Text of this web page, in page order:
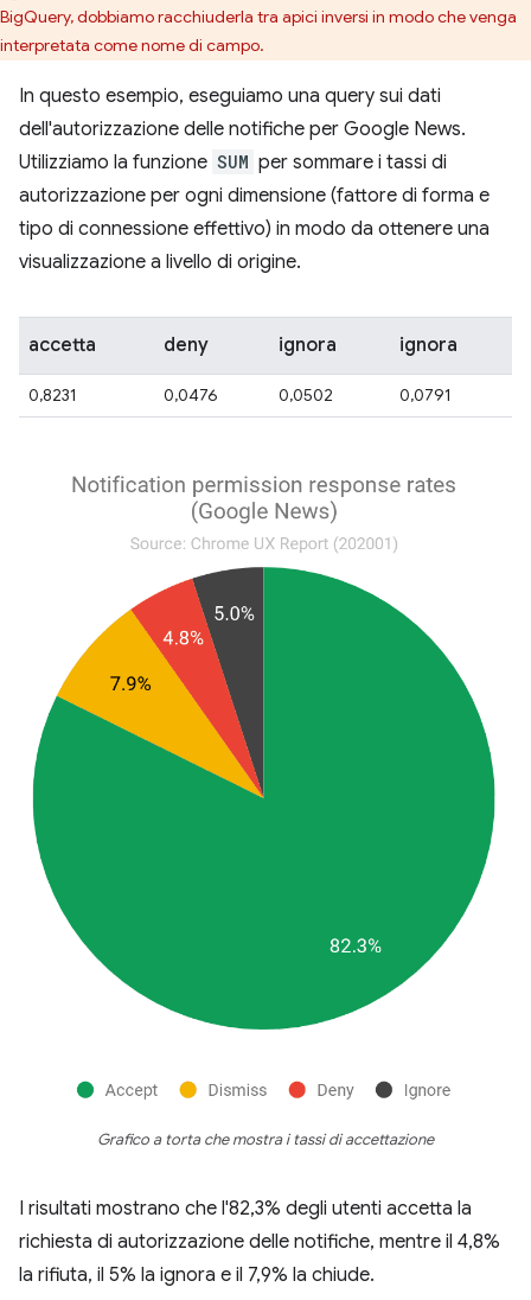
BigQuery, dobbiamo racchiuderla tra apici inversi in modo che venga
interpretata come nome di campo.
In questo esempio, eseguiamo una query sui dati
dell'autorizzazione delle notifiche per Google News.
Utilizziamo la funzione SUM per sommare i tassi di
autorizzazione per ogni dimensione (fattore di forma e
tipo di connessione effettivo) in modo da ottenere una
visualizzazione a livello di origine.
accetta deny ignora ignora
0,8231 0,0476 0,0502 0,0791
Grafico a torta che mostra i tassi di accettazione
I risultati mostrano che l'82,3% degli utenti accetta la
richiesta di autorizzazione delle notifiche, mentre il 4,8%
la rifiuta, il 5% la ignora e il 7,9% la chiude.